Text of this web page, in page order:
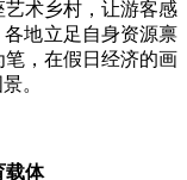
术乡村，让游客感
地立足自身资源禀
，在假日经济的画
。
体